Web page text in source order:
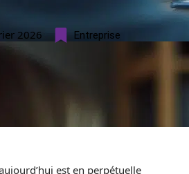
2026 Entreprise
est en perpétuelle